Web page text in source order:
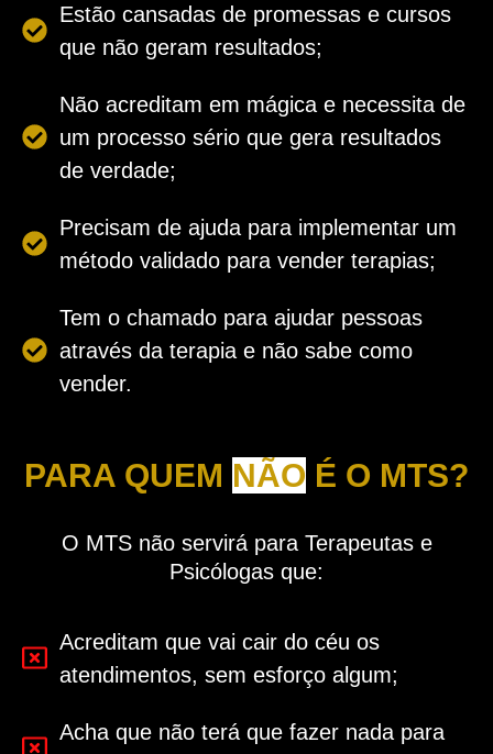
Estão cansadas de promessas e cursos
que não geram resultados;
Não acreditam em mágica e necessita de
um processo sério que gera resultados
de verdade;
Precisam de ajuda para implementar um
método validado para vender terapias;
Tem o chamado para ajudar pessoas
através da terapia e não sabe como
vender.
PARA QUEM NÃO É O MTS?
O MTS não servirá para Terapeutas e
Psicólogas que:
Acreditam que vai cair do céu os
atendimentos, sem esforço algum;
Acha que não terá que fazer nada para